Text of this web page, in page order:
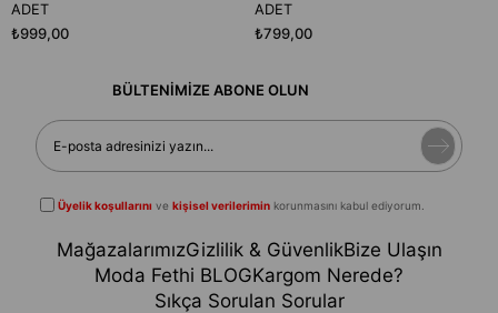
ADET
₺999,00
ADET
₺799,00
BÜLTENİMİZE ABONE OLUN
Üyelik koşullarını vekişisel verilerimin korunmasını kabul ediyorum.
MağazalarımızGizlilik & GüvenlikBize Ulaşın
Moda Fethi BLOGKargom Nerede?
Sıkça Sorulan Sorular